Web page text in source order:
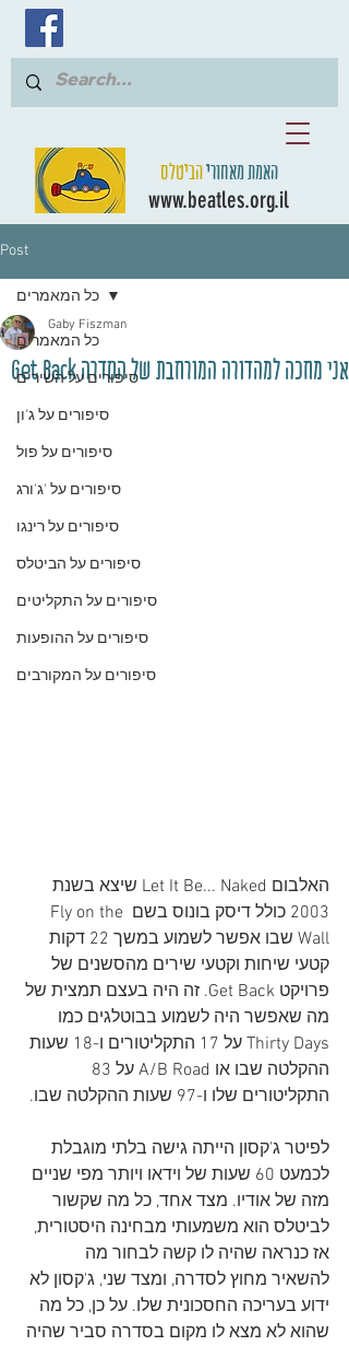
האמת מאחוריהביטלס
www.beatles.org.il
Post
כל המאמרים
סיפורים על השירים
סיפורים על ג'ון
סיפורים על פול
סיפורים על 'ג'ורג
סיפורים על רינגו
סיפורים על הביטלס
סיפורים על התקליטים
סיפורים על ההופעות
סיפורים על המקורבים
כל המאמרים
אני מחכה למהדורה המורחבת של הסדרה Get Back
Gaby Fiszman
האלבום Let It Be... Naked שיצא בשנת
2003 כולל דיסק בונוס בשם Fly on the
Wall שבו אפשר לשמוע במשך 22 דקות
קטעי שיחות וקטעי שירים מהסשנים של
פרויקט Get Back. זה היה בעצם תמצית של
מה שאפשר היה לשמוע בבוטלגים כמו
Thirty Days על 17 התקליטורים ו-18 שעות
התקליטורים שלו ו-97 שעות ההקלטה שבו.
לפיטר ג'קסון הייתה גישה בלתי מוגבלת
לכמעט 60 שעות של וידאו ויותר מפי שניים
מזה של אודיו. מצד אחד, כל מה שקשור
לביטלס הוא משמעותי מבחינה היסטורית,
אז כנראה שהיה לו קשה לבחור מה
להשאיר מחוץ לסדרה, ומצד שני, ג'קסון לא
ידוע בעריכה החסכונית שלו. על כן, כל מה
שהוא לא מצא לו מקום בסדרה סביר שהיה